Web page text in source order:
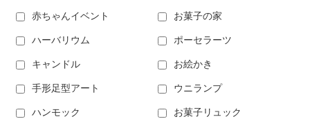
赤ちゃんイベント お菓子の家
ハーバリウム ポーセラーツ
キャンドル お絵かき
手形足型アート ウニランプ
ハンモック お菓子リュック